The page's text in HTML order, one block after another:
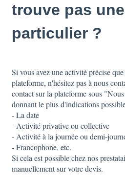
trouve pas
particulier ?
Si vous avez une activité précise
plateforme, n'hésitez pas à nous
contact sur la plateforme sous
donnant le plus d'indications
- La date
- Activité privative ou collective
- Activité à la journée ou demi-
- Francophone, etc.
Si cela est possible chez nos
manuellement sur votre devis.